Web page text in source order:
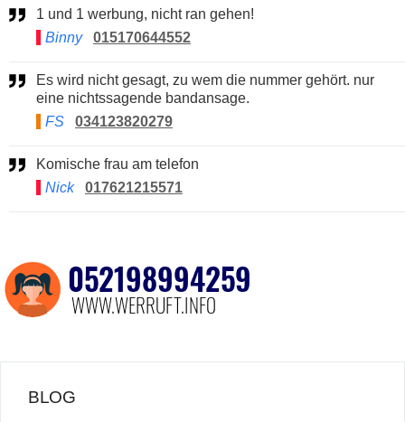
1 und 1 werbung, nicht ran gehen!
Binny
015170644552
Es wird nicht gesagt, zu wem die nummer gehört. nur
eine nichtssagende bandansage.
FS
034123820279
Komische frau am telefon
Nick
017621215571
BLOG